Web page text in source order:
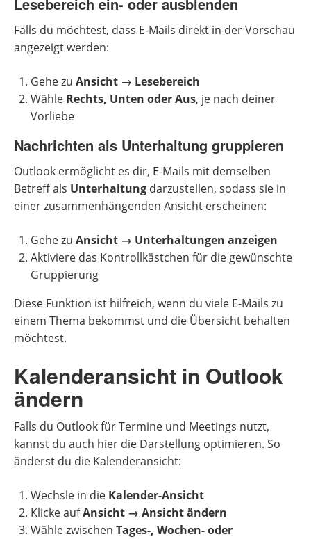
Falls du möchtest, dass E-Mails direkt in der Vorschau
angezeigt werden:
Gehe zu Ansicht → Lesebereich
Wähle Rechts, Unten oder Aus, je nach deiner
Vorliebe
Nachrichten als Unterhaltung gruppieren
Outlook ermöglicht es dir, E-Mails mit demselben
Betreff als Unterhaltung darzustellen, sodass sie in
einer zusammenhängenden Ansicht erscheinen:
Gehe zu Ansicht → Unterhaltungen anzeigen
Aktiviere das Kontrollkästchen für die gewünschte
Gruppierung
Diese Funktion ist hilfreich, wenn du viele E-Mails zu
einem Thema bekommst und die Übersicht behalten
möchtest.
Kalenderansicht in Outlook
ändern
Falls du Outlook für Termine und Meetings nutzt,
kannst du auch hier die Darstellung optimieren. So
änderst du die Kalenderansicht:
Wechsle in die Kalender-Ansicht
Klicke aufAnsicht → Ansicht ändern
Wähle zwischen Tages-, Wochen- oder